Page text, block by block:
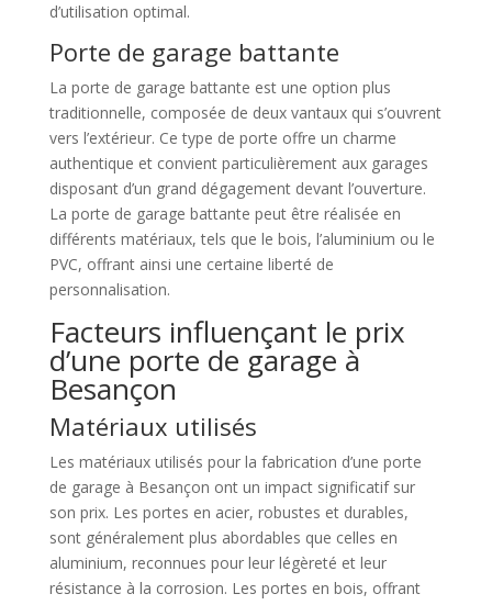
d’utilisation optimal.
Porte de garage battante
La porte de garage battante est une option plus
traditionnelle, composée de deux vantaux qui s’ouvrent
vers l’extérieur. Ce type de porte offre un charme
authentique et convient particulièrement aux garages
disposant d’un grand dégagement devant l’ouverture.
La porte de garage battante peut être réalisée en
différents matériaux, tels que le bois, l’aluminium ou le
PVC, offrant ainsi une certaine liberté de
personnalisation.
Facteurs influençant le prix
d’une porte de garage à
Besançon
Matériaux utilisés
Les matériaux utilisés pour la fabrication d’une porte
de garage à Besançon ont un impact significatif sur
son prix. Les portes en acier, robustes et durables,
sont généralement plus abordables que celles en
aluminium, reconnues pour leur légèreté et leur
résistance à la corrosion. Les portes en bois, offrant